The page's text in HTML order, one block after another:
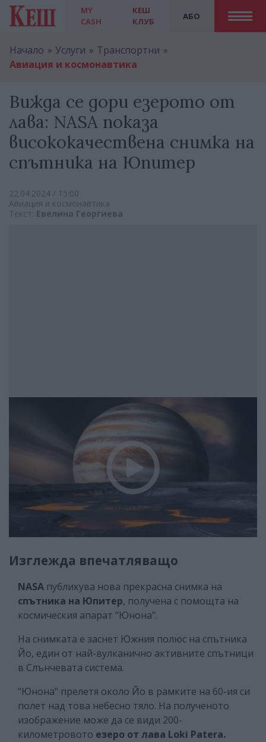
MY
CASH
АБО
КЕШ
КЛУБ
Начало Услуги
Транспортни
Авиация и космонавтика
Вижда се дори езерото от
лава: NASA показа
висококачествена снимка на
спътника на Юпитер
22.04.2024 / 15:00
Авиация и космонавтика
Текст: Евелина Георгиева
Изглежда впечатляващо
NASA публикува нова прекрасна снимка на
спътника на Юпитер, получена с помощта на
космическия апарат "Юнона".
На снимката е заснет Южния полюс на спътника
Йо, един от най-вулканично активните спътници
в Слънчевата система.
"Юнона" прелетя около Йо в рамките на 60-ия си
полет над това небесно тяло. На полученото
изображение може да се види 200-
километровото езеро от лава Loki Patera.